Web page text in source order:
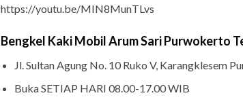
https://youtu.be/MIN8MunTLvs
Bengkel Kaki Mobil Arum Sari Purwokerto
Jl. Sultan Agung No. 10 Ruko V, Karangklesem
Buka SETIAP HARI 08.00-17.00 WIB